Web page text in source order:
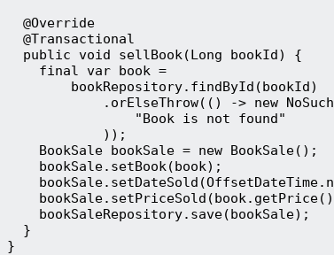
  @Override
  @Transactional
  public void sellBook(Long bookId) {
    final var book =
        bookRepository.findById(bookId)
.orElseThrow(() -> new
                "Book is not found"
            ));
    BookSale bookSale = new BookSale();
    bookSale.setBook(book);
    bookSaleRepository.save(bookSale);
  }
}